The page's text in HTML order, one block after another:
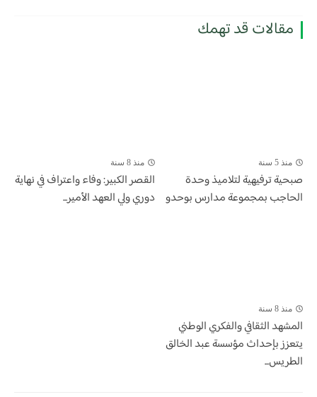
مقالات قد تهمك
منذ 5 سنة
صبحية ترفيهية لتلاميذ وحدة
الحاجب بمجموعة مدارس بوحدو
منذ 8 سنة
القصر الكبير: وفاء واعتراف في نهاية
دوري ولي العهد الأمير...
منذ 8 سنة
المشهد الثقافي والفكري الوطني
يتعزز بإحداث مؤسسة عبد الخالق
الطريس...